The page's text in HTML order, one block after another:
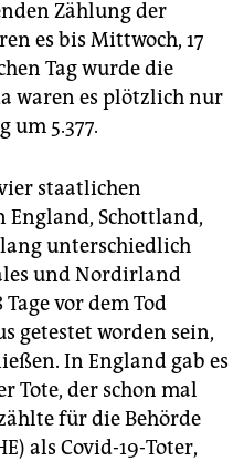
Zählung der
es bis Mittwoch, 17
Tag wurde die
waren es plötzlich nur
um 5.377.
staatlichen
England, Schottland,
unterschiedlich
und Nordirland
vor dem Tod
getestet worden sein,
In England gab es
Tote, der schon mal
für die Behörde
als Covid-19-Toter,